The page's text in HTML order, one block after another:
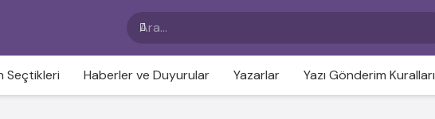
Seçtikleri Haberler ve Duyurular Yazarlar Yazı Gönderim Kuralları